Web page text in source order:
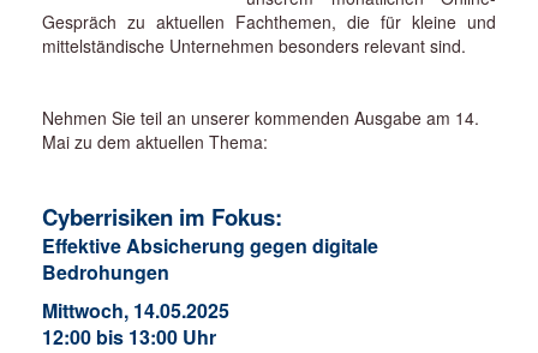
Gespräch zu aktuellen Fachthemen, die für kleine und
mittelständische Unternehmen besonders relevant sind.
Nehmen Sie teil an unserer kommenden Ausgabe am 14.
Mai zu dem aktuellen Thema:
Cyberrisiken im Fokus:
Effektive Absicherung gegen digitale
Bedrohungen
Mittwoch, 14.05.2025
12:00 bis 13:00 Uhr